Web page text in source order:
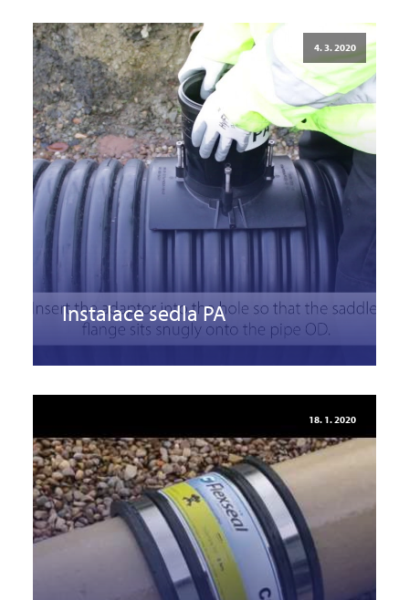
4. 3. 2020
Instalace sedla PA
18. 1. 2020